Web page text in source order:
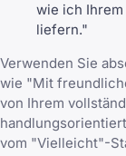
wie ich
liefern."
Verwenden Sie
wie "Mit
von Ihrem
vom "Vielleicht"-